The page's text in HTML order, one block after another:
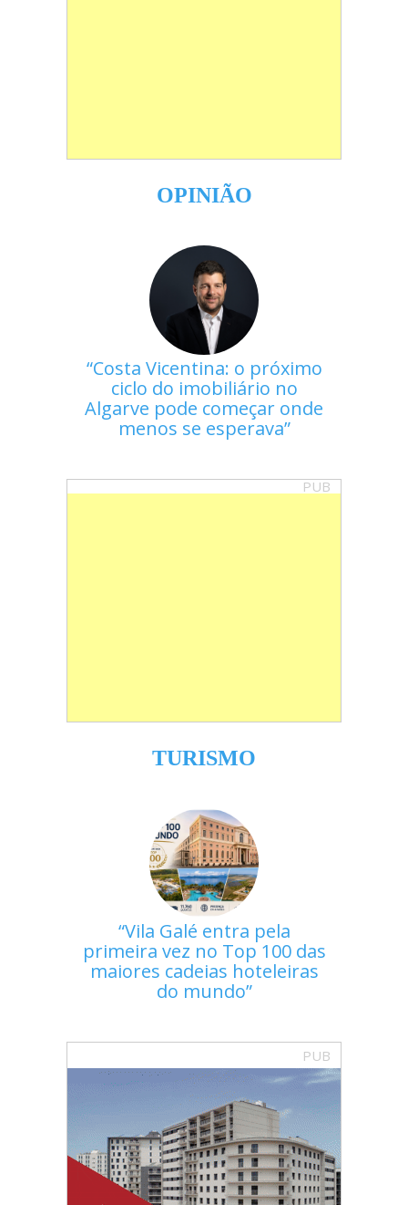
OPINIÃO
Costa Vicentina: o próximo
ciclo do imobiliário no
Algarve pode começar onde
menos se esperava
PUB
TURISMO
Vila Galé entra pela
primeira vez no Top 100 das
maiores cadeias hoteleiras
do mundo
PUB